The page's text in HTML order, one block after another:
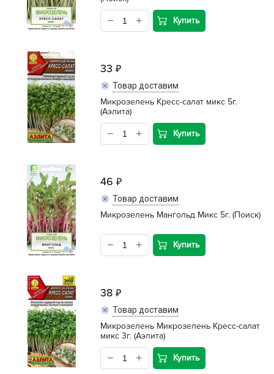
Купить
33
Товар доставим
Микрозелень Кресс-салат микс 5г.
(Аэлита)
Купить
46
Товар доставим
Микрозелень Мангольд Микс 5г. (Поиск)
Купить
38
Товар доставим
Микрозелень Микрозелень Кресс-салат
микс 3г. (Аэлита)
Купить